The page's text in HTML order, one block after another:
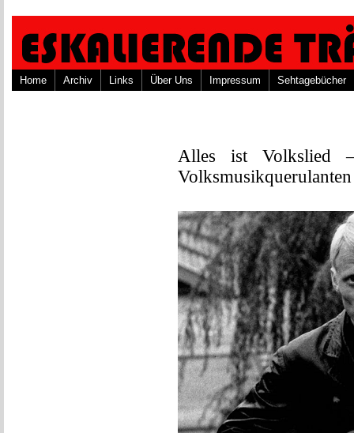
Home Archiv Links Über Uns Impressum Sehtagebücher
Alles ist Volkslied